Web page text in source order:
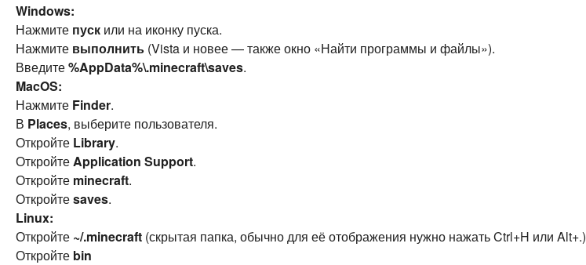
Windows:
Нажмите пуск или на иконку пуска.
Нажмите выполнить (Vista и новее — также окно «Найти программы и файлы»).
Введите%AppData%\.minecraft\saves.
MacOS:
Нажмите Finder.
В Places, выберите пользователя.
Откройте Library.
ОткройтеApplication Support.
Откройте minecraft.
Откройтеsaves.
Linux:
Откройте ~/.minecraft (скрытая папка, обычно для её отображения нужно нажать Ctrl+H или Alt+.)
Откройте bin